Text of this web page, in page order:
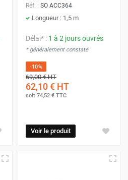
Réf. : SO ACC364
Longueur : 1,5 m
Délai* : 1 à 2 jours ouvrés
* généralement constaté
-10%
69,00 €HT
62,10 € HT
soit 74,52 € TTC
Voir le produit